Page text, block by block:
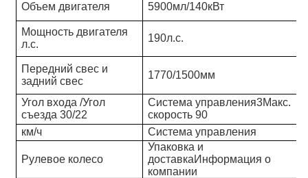
Объем двигателя 5900мл/140кВт
Мощность двигателя
л.с.
190л.с.
Передний свес и
задний свес
1770/1500мм
Угол входа /Угол
съезда30/22
Система управления3Макс.
скорость90
км/ч
Система управления
Рулевое колесо
Упаковка и
доставкаИнформация о
компании